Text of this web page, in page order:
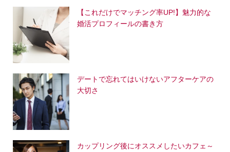
【これだけでマッチング率UP!】魅力的な
婚活プロフィールの書き方
デートで忘れてはいけないアフターケアの
大切さ
カップリング後にオススメしたいカフェ～